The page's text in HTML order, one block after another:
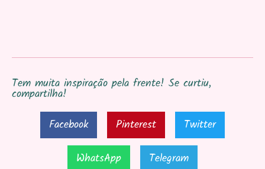
Tem muita inspiração pela frente! Se curtiu,
compartilha!
Facebook
Pinterest
Twitter
WhatsApp
Telegram